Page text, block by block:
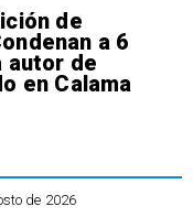
de
a 6
autor de
en Calama
de 2026